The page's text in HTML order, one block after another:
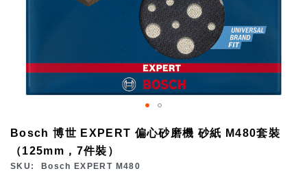
Bosch 博世 EXPERT 偏心砂磨機 砂紙 M480套裝
（125mm，7件裝）
SKU Bosch EXPERT M480
the